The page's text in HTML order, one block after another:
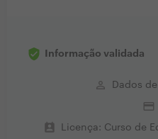
Informação validada
perm_identity Dados
credit_card
perm_contact_calendar
Licença: Curso de